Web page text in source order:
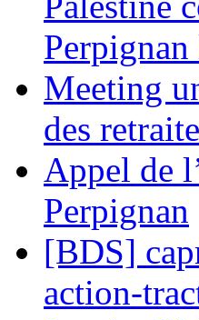
Meeting
des
Appel de
Perpignan
[BDS]
action-